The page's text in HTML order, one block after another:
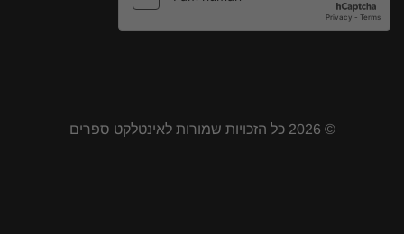
© 2026 כל הזכויות שמורות לאינטלקט ספרים